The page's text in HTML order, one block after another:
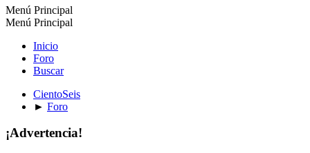
Menú Principal
Menú Principal
Inicio
Foro
Buscar
CientoSeis
► Foro
¡Advertencia!